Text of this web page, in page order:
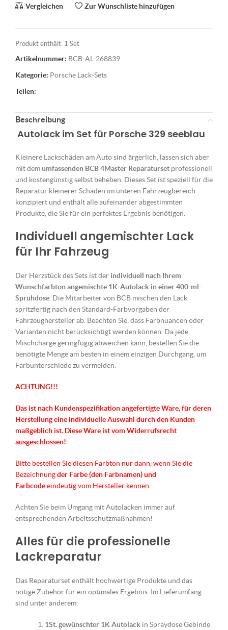
Vergleichen Zur Wunschliste hinzufügen
Produkt enthält: 1 Set
Artikelnummer: BCB-AL-268839
Kategorie: Porsche Lack-Sets
Teilen:
Beschreibung
Autolack im Set für Porsche 329 seeblau
Kleinere Lackschäden am Auto sind ärgerlich, lassen sich aber
mit demumfassenden BCB 4Master Reparaturset professionell
und kostengünstig selbst beheben. Dieses Set ist speziell für die
Reparatur kleinerer Schäden im unteren Fahrzeugbereich
konzipiert und enthält alle aufeinander abgestimmten
Produkte, die Sie für ein perfektes Ergebnis benötigen.
Individuell angemischter Lack
für Ihr Fahrzeug
Der Herzstück des Sets ist der individuell nach Ihrem
Wunschfarbton angemischte 1K-Autolack in einer 400-ml-
Sprühdose . Die Mitarbeiter von BCB mischen den Lack
spritzfertig nach den Standard-Farbvorgaben der
Fahrzeughersteller ab. Beachten Sie, dass Farbnuancen oder
Varianten nicht berücksichtigt werden können. Da jede
Mischcharge geringfügig abweichen kann, bestellen Sie die
benötigte Menge am besten in einem einzigen Durchgang, um
Farbunterschiede zu vermeiden.
ACHTUNG!!!
Das ist nach Kundenspezifikation angefertigte Ware, für deren
Herstellung eine individuelle Auswahl durch den Kunden
maßgeblich ist. Diese Ware ist vom Widerrufsrecht
ausgeschlossen!
Bitte bestellen Sie diesen Farbton nur dann, wenn Sie die
Bezeichnungder Farbe (den Farbnamen) und
Farbcodeeindeutig vom Hersteller kennen.
Achten Sie beim Umgang mit Autolacken immer auf
entsprechenden Arbeitsschutzmaßnahmen!
Alles für die professionelle
Lackreparatur
Das Reparaturset enthält hochwertige Produkte und das
nötige Zubehör für ein optimales Ergebnis. Im Lieferumfang
sind unter anderem:
1St. gewünschter 1K Autolack in Spraydose Gebinde